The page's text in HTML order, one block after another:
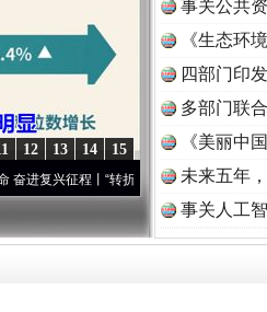
15
14
13
12
转折之城”激荡.. ·[视频] 牢记初心使命 奋进
事关公共
《生态环
读
四部门印
多部门联
《美丽中
未来五年
事关人工